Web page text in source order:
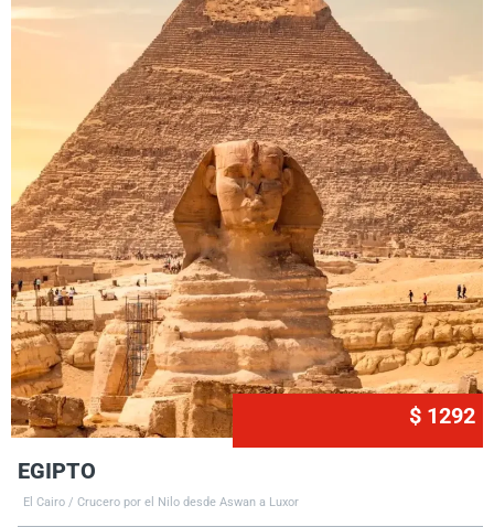
$ 1292
EGIPTO
El Cairo / Crucero por el Nilo desde Aswan a Luxor